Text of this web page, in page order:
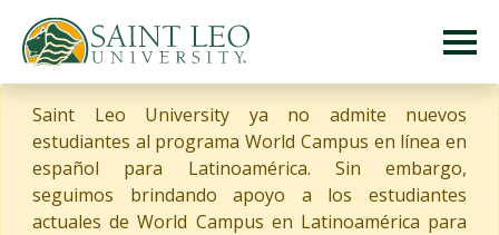
Saint Leo University ya no admite nuevos
estudiantes al programa World Campus en línea en
español para Latinoamérica. Sin embargo,
seguimos brindando apoyo a los estudiantes
actuales de World Campus en Latinoamérica para